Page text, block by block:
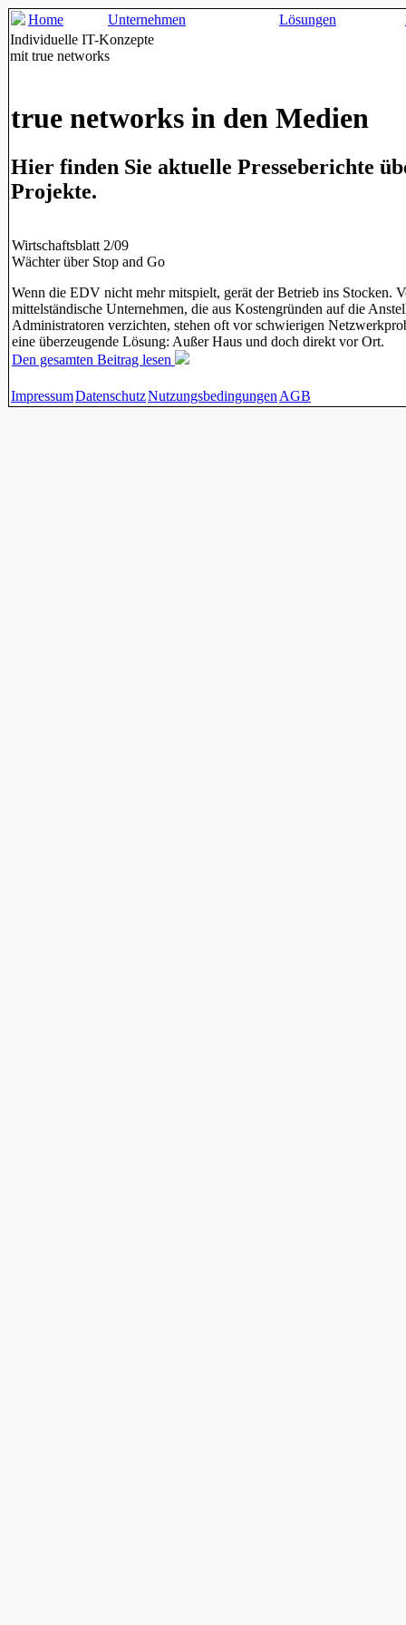
Home Unternehmen Lösungen
Individuelle IT-Konzepte
mit true networks
true networks in den Medien
Hier finden Sie aktuelle Presseberichte
Projekte.
Wirtschaftsblatt 2/09
Wächter über Stop and Go
Wenn die EDV nicht mehr mitspielt, gerät der Betrieb ins Stocken.
mittelständische Unternehmen, die aus Kostengründen auf die
Administratoren verzichten, stehen oft vor schwierigen
eine überzeugende Lösung: Außer Haus und doch direkt vor Ort.
Den gesamten Beitrag lesen
ImpressumDatenschutzNutzungsbedingungen AGB